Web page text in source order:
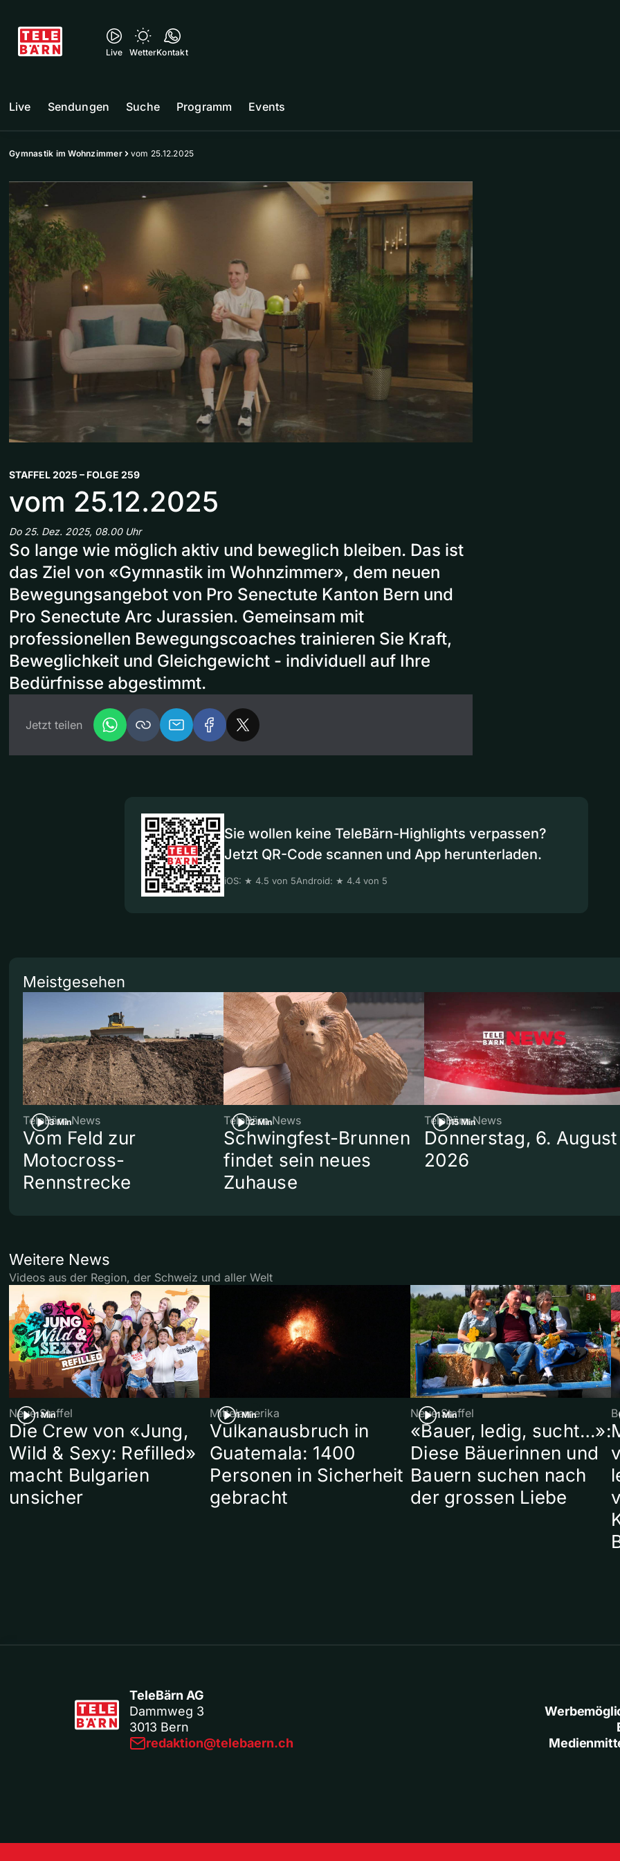
Live WetterKontakt
Live Sendungen Suche Programm Events
Gymnastik im Wohnzimmer vom 25.12.2025
STAFFEL 2025 – FOLGE 259
vom 25.12.2025
Do 25. Dez. 2025, 08.00 Uhr
So lange wie möglich aktiv und beweglich bleiben. Das ist
das Ziel von «Gymnastik im Wohnzimmer», dem neuen
Bewegungsangebot von Pro Senectute Kanton Bern und
Pro Senectute Arc Jurassien. Gemeinsam mit
professionellen Bewegungscoaches trainieren Sie Kraft,
Beweglichkeit und Gleichgewicht - individuell auf Ihre
Bedürfnisse abgestimmt.
Jetzt teilen
Sie wollen keine TeleBärn-Highlights verpassen?
Jetzt QR-Code scannen und App herunterladen.
iOS: ★ 4.5 von 5Android: ★ 4.4 von 5
Meistgesehen
3 Min
TeleBärn News
Vom Feld zur
Motocross-
Rennstrecke
2 Min
TeleBärn News
Schwingfest-Brunnen
findet sein neues
Zuhause
15 Min
TeleBärn News
Donnerstag, 6. August
2026
Weitere News
Videos aus der Region, der Schweiz und aller Welt
1 Min
Neue Staffel
Die Crew von «Jung,
Wild & Sexy: Refilled»
macht Bulgarien
unsicher
1 Min
Mittelamerika
Vulkanausbruch in
Guatemala: 1400
Personen in Sicherheit
gebracht
1 Min
Neue Staffel
«Bauer, ledig, sucht…»:
Diese Bäuerinnen und
Bauern suchen nach
der grossen Liebe
TeleBärn AG
Dammweg 3
3013 Bern
redaktion@telebaern.ch